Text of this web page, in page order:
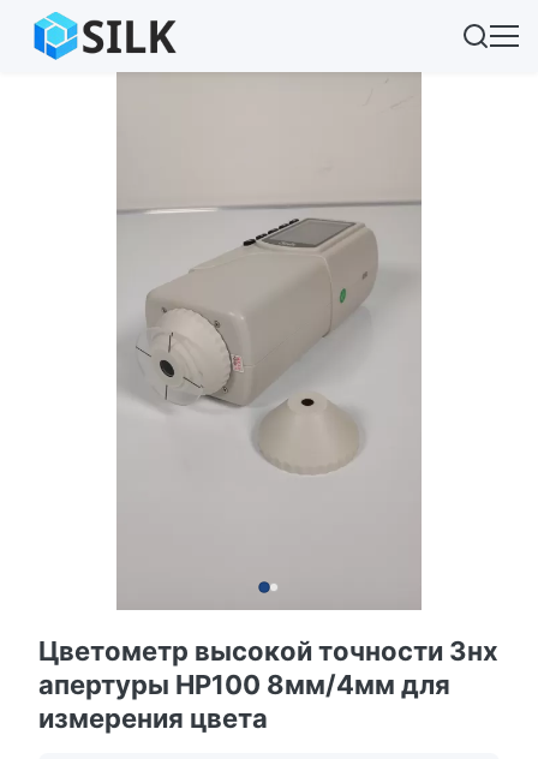
Цветометр высокой точности 3нх
апертуры НР100 8мм/4мм для
измерения цвета